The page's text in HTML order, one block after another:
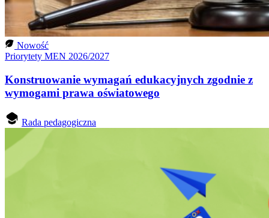
Nowość
Priorytety MEN 2026/2027
Konstruowanie wymagań edukacyjnych zgodnie z
wymogami prawa oświatowego
Rada pedagogiczna